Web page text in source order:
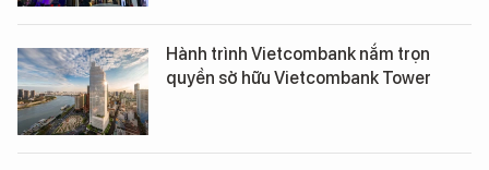
Hành trình Vietcombank nắm trọn
quyền sở hữu Vietcombank Tower